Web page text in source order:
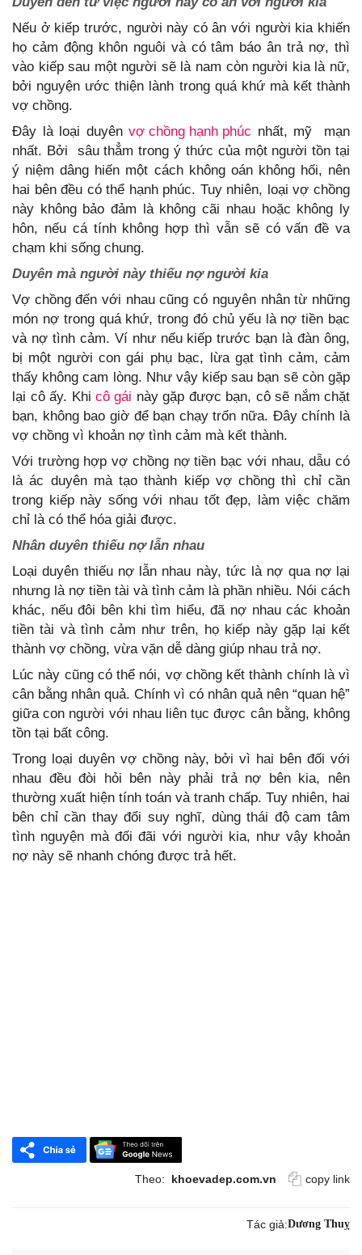
Nếu ở kiếp trước, người này có ân với người kia khiến
họ cảm động khôn nguôi và có tâm báo ân trả nợ, thì
vào kiếp sau một người sẽ là nam còn người kia là nữ,
bởi nguyện ước thiện lành trong quá khứ mà kết thành
vợ chồng.
Đây là loại duyên vợ chồng hạnh phúc nhất, mỹ mạn
nhất. Bởi sâu thẳm trong ý thức của một người tồn tại
ý niệm dâng hiến một cách không oán không hối, nên
hai bên đều có thể hạnh phúc. Tuy nhiên, loại vợ chồng
này không bảo đảm là không cãi nhau hoặc không ly
hôn, nếu cá tính không hợp thì vẫn sẽ có vấn đề va
chạm khi sống chung.
Duyên mà người này thiếu nợ người kia
Vợ chồng đến với nhau cũng có nguyên nhân từ những
món nợ trong quá khứ, trong đó chủ yếu là nợ tiền bạc
và nợ tình cảm. Ví như nếu kiếp trước bạn là đàn ông,
bị một người con gái phụ bạc, lừa gạt tình cảm, cảm
thấy không cam lòng. Như vậy kiếp sau bạn sẽ còn gặp
lại cô ấy. Khi cô gái này gặp được bạn, cô sẽ nắm chặt
bạn, không bao giờ để bạn chạy trốn nữa. Đây chính là
vợ chồng vì khoản nợ tình cảm mà kết thành.
Với trường hợp vợ chồng nợ tiền bạc với nhau, dẫu có
là ác duyên mà tạo thành kiếp vợ chồng thì chỉ cần
trong kiếp này sống với nhau tốt đẹp, làm việc chăm
chỉ là có thể hóa giải được.
Nhân duyên thiếu nợ lẫn nhau
Loại duyên thiếu nợ lẫn nhau này, tức là nợ qua nợ lại
nhưng là nợ tiền tài và tình cảm là phần nhiều. Nói cách
khác, nếu đôi bên khi tìm hiểu, đã nợ nhau các khoản
tiền tài và tình cảm như trên, họ kiếp này gặp lại kết
thành vợ chồng, vừa vặn dễ dàng giúp nhau trả nợ.
Lúc này cũng có thể nói, vợ chồng kết thành chính là vì
cân bằng nhân quả. Chính vì có nhân quả nên “quan hệ”
giữa con người với nhau liên tục được cân bằng, không
tồn tại bất công.
Trong loại duyên vợ chồng này, bởi vì hai bên đối với
nhau đều đòi hỏi bên này phải trả nợ bên kia, nên
thường xuất hiện tính toán và tranh chấp. Tuy nhiên, hai
bên chỉ cần thay đổi suy nghĩ, dùng thái độ cam tâm
tình nguyện mà đối đãi với người kia, như vậy khoản
nợ này sẽ nhanh chóng được trả hết.
Theo: khoevadep.com.vn copy link
Tác giả:Dương Thuỵ